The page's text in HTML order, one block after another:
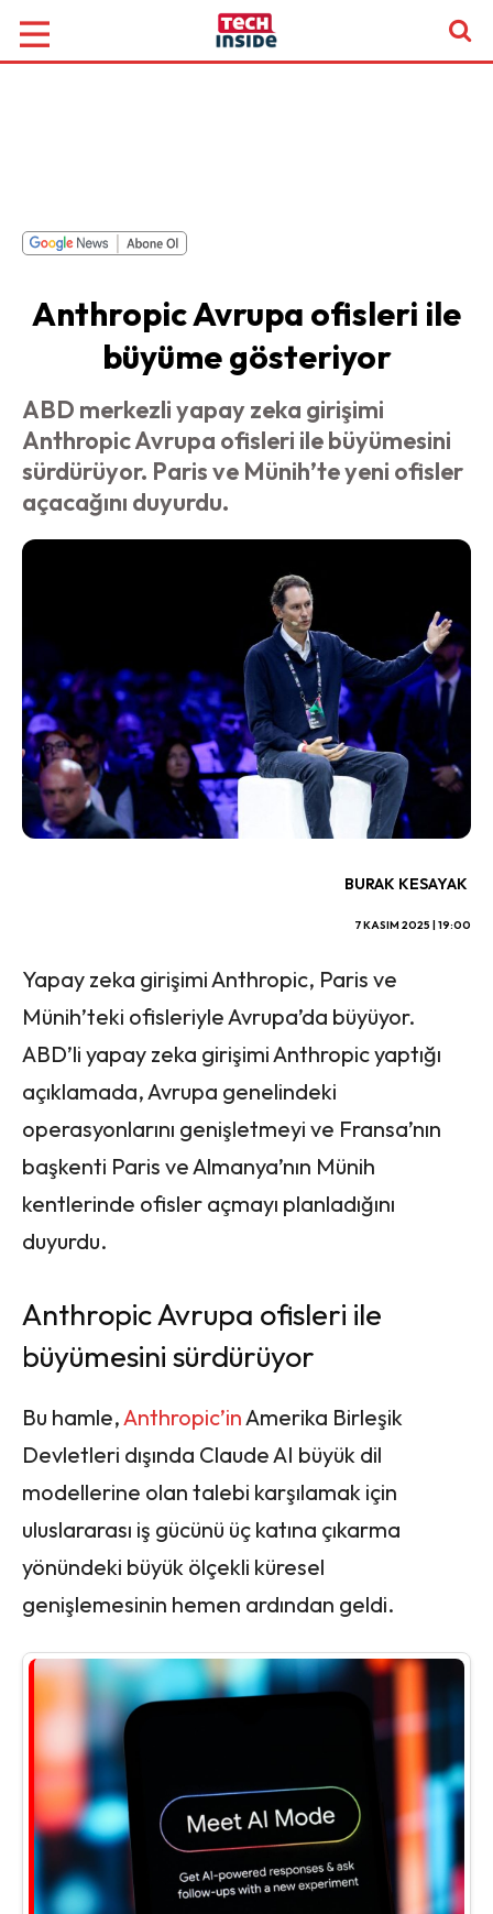
Anthropic Avrupa ofisleri ile
büyüme gösteriyor
ABD merkezli yapay zeka girişimi
Anthropic Avrupa ofisleri ile büyümesini
sürdürüyor. Paris ve Münih’te yeni ofisler
açacağını duyurdu.
BURAK KESAYAK
7 KASIM 2025 | 19:00
Yapay zeka girişimi Anthropic, Paris ve
Münih’teki ofisleriyle Avrupa’da büyüyor.
ABD’li yapay zeka girişimi Anthropic yaptığı
açıklamada, Avrupa genelindeki
operasyonlarını genişletmeyi ve Fransa’nın
başkenti Paris ve Almanya’nın Münih
kentlerinde ofisler açmayı planladığını
duyurdu.
Anthropic Avrupa ofisleri ile
büyümesini sürdürüyor
Bu hamle,Anthropic’inAmerika Birleşik
Devletleri dışında Claude AI büyük dil
modellerine olan talebi karşılamak için
uluslararası iş gücünü üç katına çıkarma
yönündeki büyük ölçekli küresel
genişlemesinin hemen ardından geldi.